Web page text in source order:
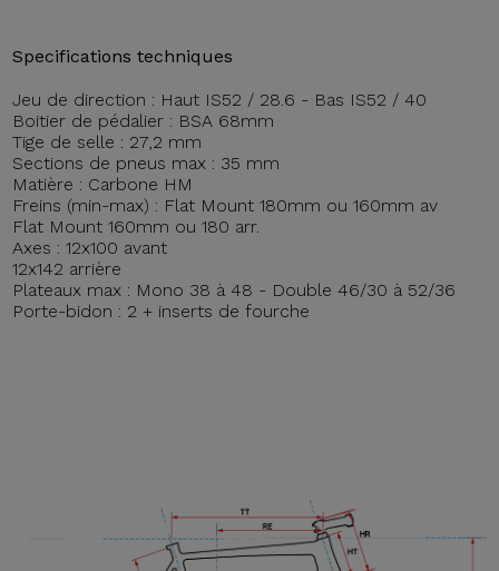
Specifications techniques
Jeu de direction : Haut IS52 / 28.6 - Bas IS52 / 40
Boitier de pédalier : BSA 68mm
Tige de selle : 27,2 mm
Sections de pneus max : 35 mm
Matière : Carbone HM
Freins (min-max) : Flat Mount 180mm ou 160mm av
Flat Mount 160mm ou 180 arr.
Axes : 12x100 avant
12x142 arrière
Plateaux max : Mono 38 à 48 - Double 46/30 à 52/36
Porte-bidon : 2 + inserts de fourche